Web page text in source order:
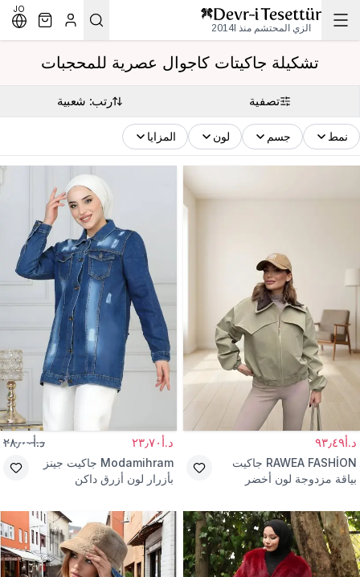
الزي المحتشم منذ 2014l
JO
تشكيلة جاكيتات كاجوال عصرية للمحجبات
تصفية رتب: شعبية
نمط جسم لون المزايا
د.أ٩٣٫٤٩
RAWEA FASHİON جاكيت
بياقة مزدوجة لون أخضر
د.أ٢٣٫٧٠ د.أ٢٨٫٠٠
Modamihram جاكيت جينز
بأزرار لون أزرق داكن